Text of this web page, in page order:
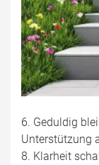
6. Geduldig
Unterstützung
8. Klarheit